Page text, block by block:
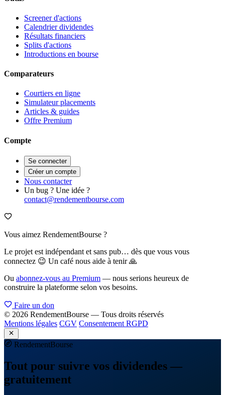
Screener d'actions
Calendrier dividendes
Résultats financiers
Splits d'actions
Introductions en bourse
Comparateurs
Courtiers en ligne
Simulateur placements
Articles & guides
Offre Premium
Compte
Se connecter
Créer un compte
Nous contacter
Un bug ? Une idée ?
contact@rendementbourse.com
Vous aimez RendementBourse ?
Le projet est indépendant et sans pub… dès que vous vous
connectez 😉 Un café nous aide à tenir 🙏
Ou abonnez-vous au Premium — nous serions heureux de
construire la plateforme selon vos besoins.
Faire un don
© 2026 RendementBourse — Tous droits réservés
Mentions légales CGV Consentement RGPD
RendementBourse
Tout pour suivre vos dividendes —
gratuitement